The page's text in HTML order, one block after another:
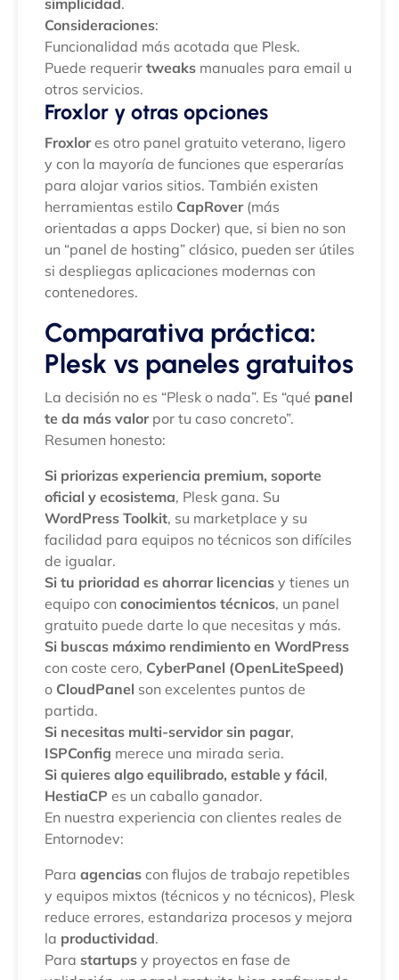
Consideraciones:
Funcionalidad más acotada que Plesk.
Puede requerir tweaks manuales para email u
otros servicios.
Froxlor y otras opciones
Froxlores otro panel gratuito veterano, ligero
y con la mayoría de funciones que esperarías
para alojar varios sitios. También existen
herramientas estilo CapRover(más
orientadas a apps Docker) que, si bien no son
un “panel de hosting” clásico, pueden ser útiles
si despliegas aplicaciones modernas con
contenedores.
Comparativa práctica:
Plesk vs paneles gratuitos
La decisión no es “Plesk o nada”. Es “qué panel
te da más valorpor tu caso concreto”.
Resumen honesto:
Si priorizas experiencia premium, soporte
oficial y ecosistema, Plesk gana. Su
WordPress Toolkit, su marketplace y su
facilidad para equipos no técnicos son difíciles
de igualar.
Si tu prioridad es ahorrar licencias y tienes un
equipo con conocimientos técnicos, un panel
gratuito puede darte lo que necesitas y más.
Si buscas máximo rendimiento en WordPress
con coste cero, CyberPanel (OpenLiteSpeed)
o CloudPanel son excelentes puntos de
partida.
Si necesitas multi-servidor sin pagar,
ISPConfig merece una mirada seria.
Si quieres algo equilibrado, estable y fácil,
HestiaCP es un caballo ganador.
En nuestra experiencia con clientes reales de
Entornodev:
Para agencias con flujos de trabajo repetibles
y equipos mixtos (técnicos y no técnicos), Plesk
reduce errores, estandariza procesos y mejora
la productividad.
Para startups y proyectos en fase de